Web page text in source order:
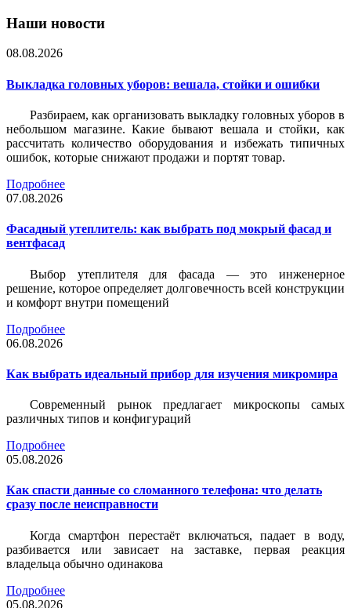
Наши новости
08.08.2026
Выкладка головных уборов: вешала, стойки и ошибки
Разбираем, как организовать выкладку головных уборов в
небольшом магазине. Какие бывают вешала и стойки, как
рассчитать количество оборудования и избежать типичных
ошибок, которые снижают продажи и портят товар.
Подробнее
07.08.2026
Фасадный утеплитель: как выбрать под мокрый фасад и
вентфасад
Выбор утеплителя для фасада — это инженерное
решение, которое определяет долговечность всей конструкции
и комфорт внутри помещений
Подробнее
06.08.2026
Как выбрать идеальный прибор для изучения микромира
Современный рынок предлагает микроскопы самых
различных типов и конфигураций
Подробнее
05.08.2026
Как спасти данные со сломанного телефона: что делать
сразу после неисправности
Когда смартфон перестаёт включаться, падает в воду,
разбивается или зависает на заставке, первая реакция
владельца обычно одинакова
Подробнее
05.08.2026